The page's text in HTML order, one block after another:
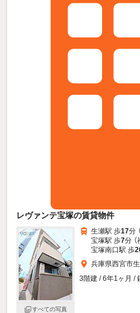
レヴァンテ宝塚の賃貸物件
すべての写真
生瀬駅 歩17分
宝塚駅 歩7分
宝塚南口駅 歩
兵庫県西宮市
3階建 / 6年1ヶ月 /